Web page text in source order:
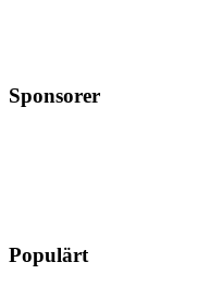
Sponsorer
Populärt